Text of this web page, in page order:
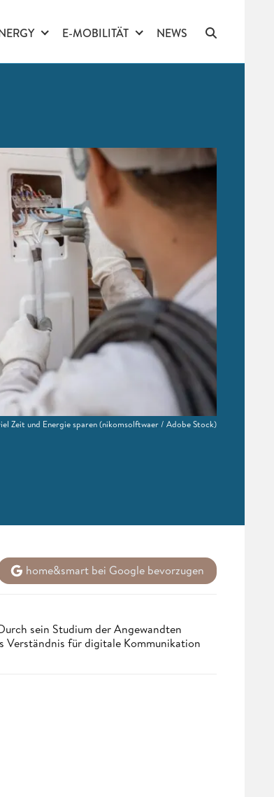
E-MOBILITÄT NEWS
Zeit und Energie sparen(nikomsolftwaer / Adobe Stock)
home&smart bei Google bevorzugen
sein Studium der Angewandten
Verständnis für digitale Kommunikation